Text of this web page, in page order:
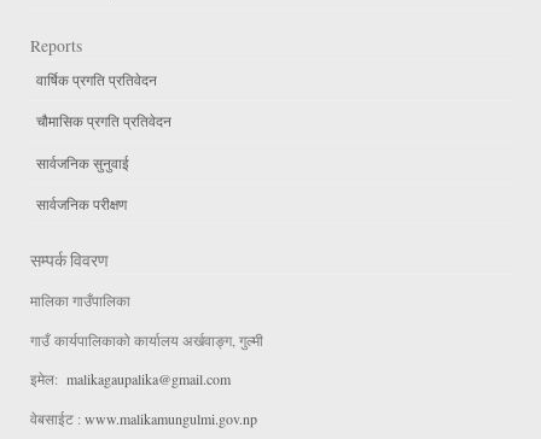
Reports
वार्षिक प्रगति प्रतिवेदन
चौमासिक प्रगति प्रतिवेदन
सार्वजनिक सुनुवाई
सार्वजनिक परीक्षण
सम्पर्क विवरण
मालिका गाउँपालिका
गाउँ कार्यपालिकाको कार्यालय अर्खवाङ्ग, गुल्मी
इमेल: malikagaupalika@gmail.com
वेबसाईट : www.malikamungulmi.gov.np